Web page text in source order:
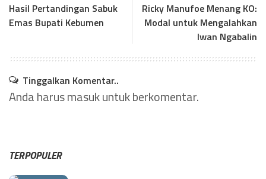
Hasil Pertandingan Sabuk
Emas Bupati Kebumen
Ricky Manufoe Menang KO:
Modal untuk Mengalahkan
Iwan Ngabalin
Tinggalkan Komentar..
Anda harusmasukuntuk berkomentar.
TERPOPULER